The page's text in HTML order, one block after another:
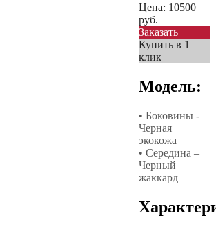
Цена: 10500
руб.
Заказать
Купить в 1
клик
Модель:
• Боковины -
Черная
экокожа
• Середина –
Черный
жаккард